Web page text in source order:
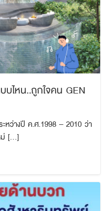
บไหน..ถูกใจคน GEN
หว่างปี ค.ศ.1998 – 2010 ว่า
ม่ […]